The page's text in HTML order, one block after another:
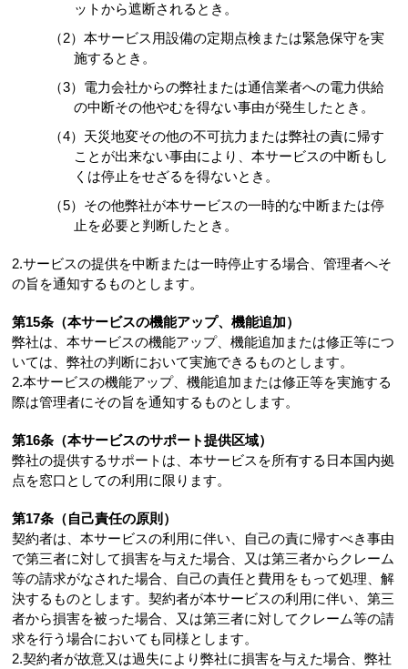
ットから遮断されるとき。
（2）本サービス用設備の定期点検または緊急保守を実
施するとき。
（3）電力会社からの弊社または通信業者への電力供給
の中断その他やむを得ない事由が発生したとき。
（4）天災地変その他の不可抗力または弊社の責に帰す
ことが出来ない事由により、本サービスの中断もし
くは停止をせざるを得ないとき。
（5）その他弊社が本サービスの一時的な中断または停
止を必要と判断したとき。
2.サービスの提供を中断または一時停止する場合、管理者へそ
の旨を通知するものとします。
第15条（本サービスの機能アップ、機能追加）
弊社は、本サービスの機能アップ、機能追加または修正等につ
いては、弊社の判断において実施できるものとします。
2.本サービスの機能アップ、機能追加または修正等を実施する
際は管理者にその旨を通知するものとします。
第16条（本サービスのサポート提供区域）
弊社の提供するサポートは、本サービスを所有する日本国内拠
点を窓口としての利用に限ります。
第17条（自己責任の原則）
契約者は、本サービスの利用に伴い、自己の責に帰すべき事由
で第三者に対して損害を与えた場合、又は第三者からクレーム
等の請求がなされた場合、自己の責任と費用をもって処理、解
決するものとします。契約者が本サービスの利用に伴い、第三
者から損害を被った場合、又は第三者に対してクレーム等の請
求を行う場合においても同様とします。
2.契約者が故意又は過失により弊社に損害を与えた場合、弊社